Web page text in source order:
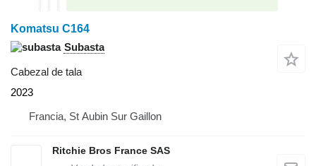
Komatsu C164
Subasta
Cabezal de tala
2023
Francia, St Aubin Sur Gaillon
Ritchie Bros France SAS